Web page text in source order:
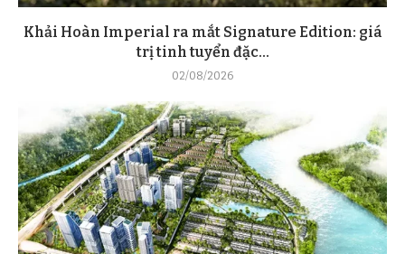
Khải Hoàn Imperial ra mắt Signature Edition: giá
trị tinh tuyển đặc...
02/08/2026